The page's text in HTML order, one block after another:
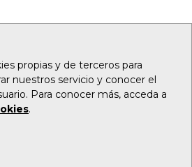
propias y de terceros para
nuestros servicio y conocer el
Para conocer más, acceda a
.